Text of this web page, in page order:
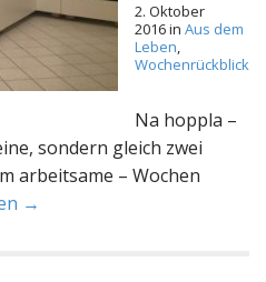
2. Oktober
2016in Aus dem
Leben,
Wochenrückblick
Na hoppla –
sondern gleich zwei
arbeitsame – Wochen
→